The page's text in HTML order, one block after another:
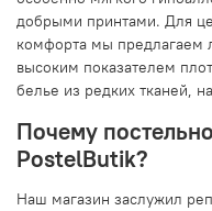
добрыми принтами. Для
комфорта мы предлагаем
высоким показателем
белье из редких тканей,
Почему
PostelButik?
Наш магазин заслужил